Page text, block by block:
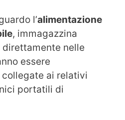
l’alimentazione
, immagazzina
direttamente nelle
essere
ai relativi
portatili di